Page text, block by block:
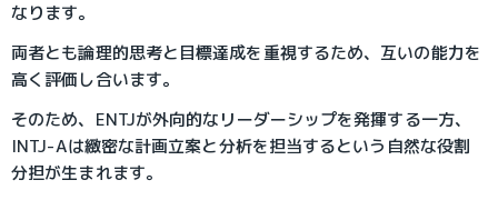
なります。
両者とも論理的思考と目標達成を重視するため、互いの能力を
高く評価し合います。
そのため、ENTJが外向的なリーダーシップを発揮する一方、
INTJ-Aは緻密な計画立案と分析を担当するという自然な役割
分担が生まれます。